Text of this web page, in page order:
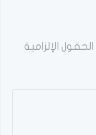
الحقول الإلزامية